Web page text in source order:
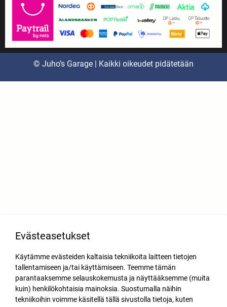
© Juho’s Garage | Kaikki oikeudet pidätetään
Evästeasetukset
Käytämme evästeiden kaltaisia tekniikoita laitteen tietojen
tallentamiseen ja/tai käyttämiseen. Teemme tämän
parantaaksemme selauskokemusta ja näyttääksemme (muita
kuin) henkilökohtaisia mainoksia. Suostumalla näihin
tekniikoihin voimme käsitellä tällä sivustolla tietoja, kuten